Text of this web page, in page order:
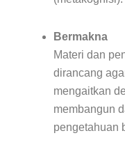
Bermakna
Materi dan
dirancang
mengaitkan
membangun
pengetahuan